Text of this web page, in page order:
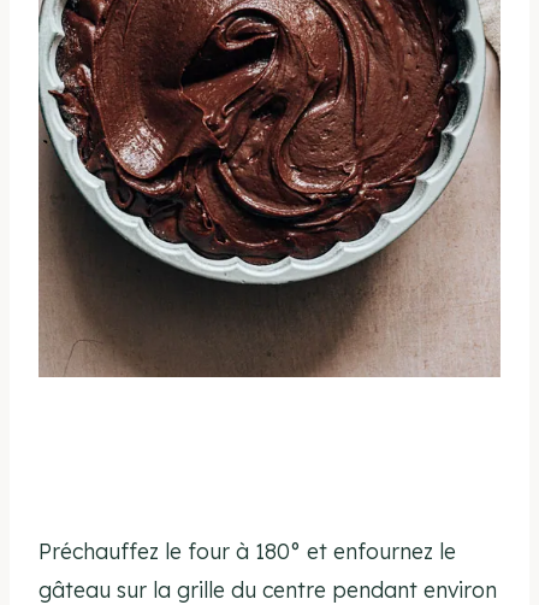
Préchauffez le four à 180° et enfournez le
gâteau sur la grille du centre pendant environ